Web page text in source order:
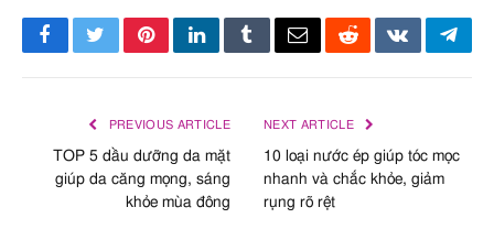
FacebookTwitterPinterestLinkedInTumblrEmailRedditVKontakte
PREVIOUS ARTICLE
TOP 5 dầu dưỡng da mặt
giúp da căng mọng, sáng
khỏe mùa đông
NEXT ARTICLE
10 loại nước ép giúp tóc mọc
nhanh và chắc khỏe, giảm
rụng rõ rệt